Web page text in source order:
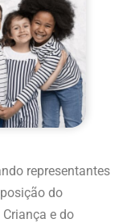
representantes
do
e do